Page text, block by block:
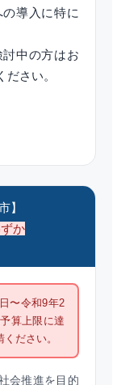
導入に特に
中の方はお
さい。
】
か
〜令和9年2
算上限に達
ださい。
会推進を目的